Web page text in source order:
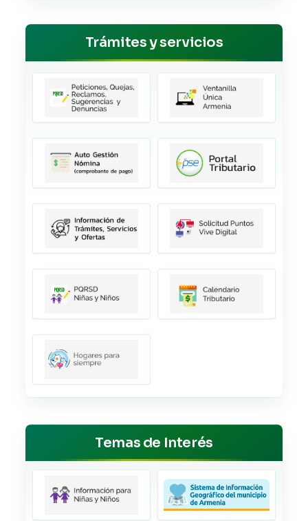
Trámites y servicios
Temas de Interés